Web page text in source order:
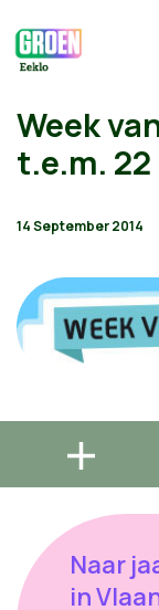
Week
t.e.m.
14 September 2014
Naar
in